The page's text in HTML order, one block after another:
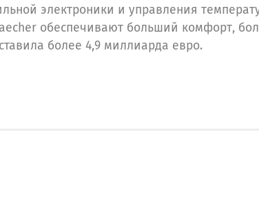
электроники и управления
обеспечивают больший комфорт,
более 4,9 миллиарда евро.